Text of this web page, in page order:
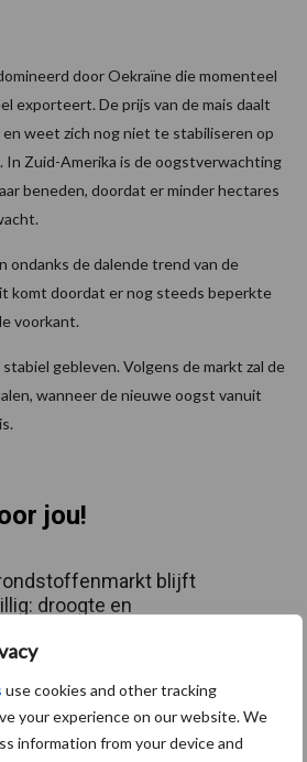
use cookies and other tracking
your experience on our website. We
information from your device and
door Oekraïne die momenteel
exporteert. De prijs van de mais daalt
weet zich nog niet te stabiliseren op
Zuid-Amerika is de oogstverwachting
beneden, doordat er minder hectares
ondanks de dalende trend van de
komt doordat er nog steeds beperkte
voorkant.
gebleven. Volgens de markt zal de
wanneer de nieuwe oogst vanuit
jou!
blijft
droogte en
greep
speenhuid: een vaak
risicofactor